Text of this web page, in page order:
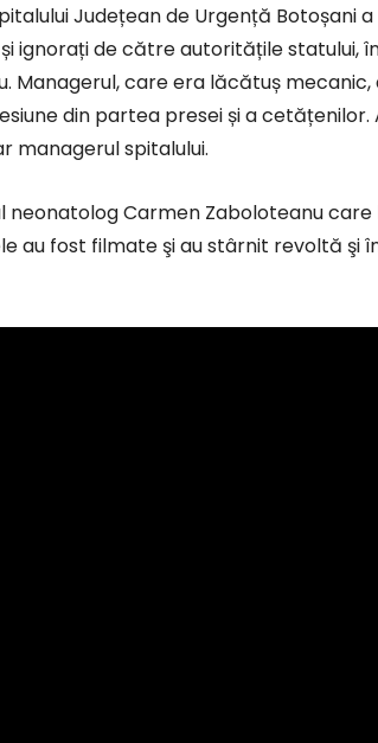
Județean de Urgență Botoșani
ignorați de către autoritățile statului,
Managerul, care era lăcătuș
din partea presei și a cetățenilor.
managerul spitalului.
Carmen Zaboloteanu care
au fost filmate şi au stârnit revoltă şi